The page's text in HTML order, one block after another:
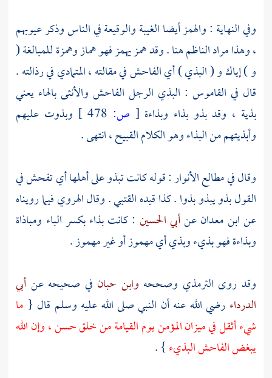
وفي النهاية : والهمز أيضا الغيبة والوقيعة في الناس وذكر عيوبهم
، وهذا مراد الناظم هنا . وقد همز يهمز فهو هماز وهمزة للمبالغة (
و ) إياك و ( البذي ) أي الفاحش في مقالته ، المتمادي في رذالته .
قال في القاموس : البذي الرجل الفاحش والأنثى بالهاء يعني
بذية ، وقد بذو بذاء وبذاءة [ ص:
وبذوت عليهم
وأبذيتهم من البذاء وهو الكلام القبيح ، انتهى .
وقال في مطالع الأنوار : قوله كانت تبذو على أهلها أي تفحش في
القول بذو يبذو بذوا . كذا قيدهالقتبي. وقالالهرويفيما رويناه
عنابن معدانعنأبي الحسين : كانت بذاء بكسر الباء ومباذاة
وبذاءة فهو بذيء وبذي أي مهموز أو غير مهموز .
وقد روى الترمذي وصححه وابن حبان في صحيحه عن أبي
الدرداء رضي الله عنه أن النبي صلى الله عليه وسلم قال { ما
شيء أثقل في ميزان المؤمن يوم القيامة من خلق حسن ، وإن الله
يبغض الفاحش البذيء} .